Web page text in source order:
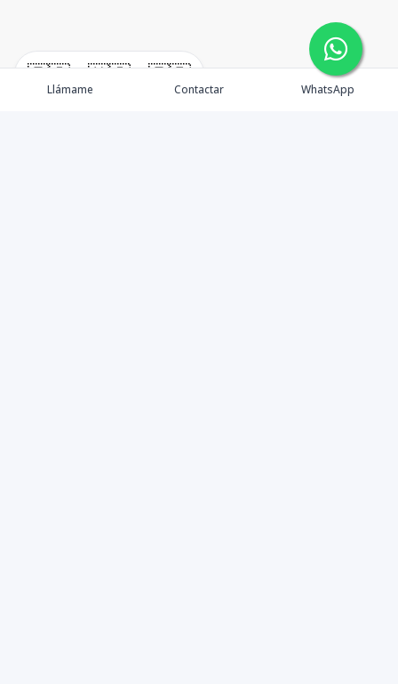
🇪🇸 🇺🇸 🇫🇷
Llámame Contactar WhatsApp